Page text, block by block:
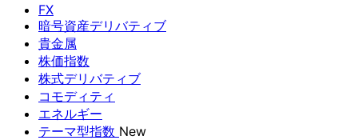
FX
暗号資産デリバティブ
貴金属
株価指数
株式デリバティブ
コモディティ
エネルギー
テーマ型指数 New